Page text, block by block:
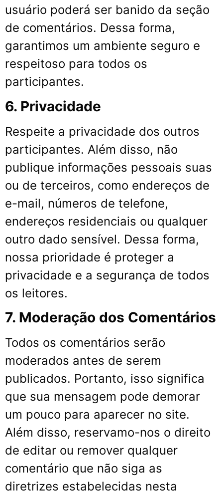
usuário poderá ser banido da seção
de comentários. Dessa forma,
garantimos um ambiente seguro e
respeitoso para todos os
participantes.
6. Privacidade
Respeite a privacidade dos outros
participantes. Além disso, não
publique informações pessoais suas
ou de terceiros, como endereços de
e-mail, números de telefone,
endereços residenciais ou qualquer
outro dado sensível. Dessa forma,
nossa prioridade é proteger a
privacidade e a segurança de todos
os leitores.
7. Moderação dos Comentários
Todos os comentários serão
moderados antes de serem
publicados. Portanto, isso significa
que sua mensagem pode demorar
um pouco para aparecer no site.
Além disso, reservamo-nos o direito
de editar ou remover qualquer
comentário que não siga as
diretrizes estabelecidas nesta